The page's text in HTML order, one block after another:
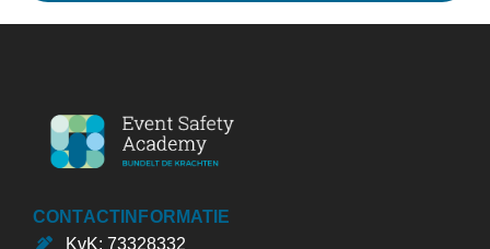
CONTACTINFORMATIE
KvK: 73328332